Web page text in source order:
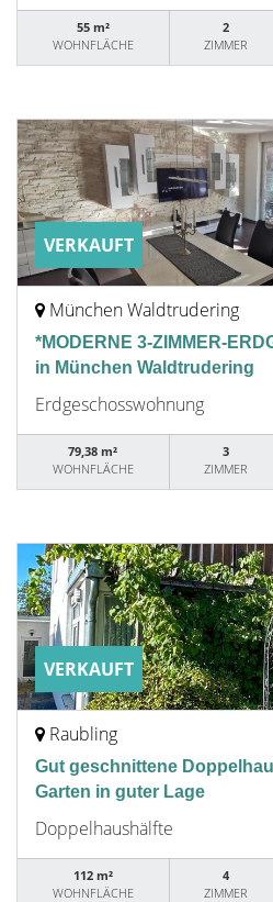
55 m²
WOHNFLÄCHE
2
ZIMMER
VERKAUFT
München Waldtrudering
*MODERNE 3-ZIMMER-
in München Waldtrudering
Erdgeschosswohnung
79,38 m²
WOHNFLÄCHE
3
ZIMMER
VERKAUFT
Raubling
Gut geschnittene
Garten in guter Lage
Doppelhaushälfte
112 m²
WOHNFLÄCHE
4
ZIMMER